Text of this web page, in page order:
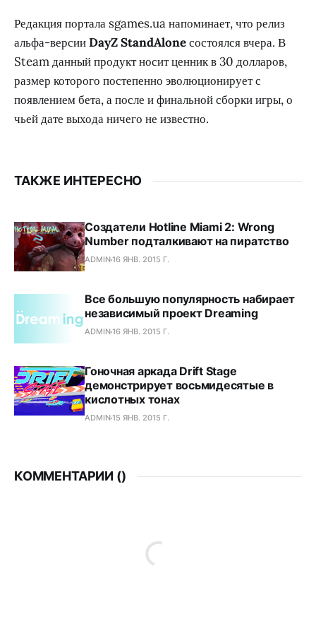
Редакция портала sgames.ua напоминает, что релиз
альфа-версииDayZ StandAloneсостоялся вчера. В
Steam данный продукт носит ценник в 30 долларов,
размер которого постепенно эволюционирует с
появлением бета, а после и финальной сборки игры, о
чьей дате выхода ничего не известно.
ТАКЖЕ ИНТЕРЕСНО
Создатели Hotline Miami 2: Wrong
Number подталкивают на пиратство
ADMIN16 ЯНВ. 2015 Г.
Все большую популярность набирает
независимый проект Dreaming
ADMIN16 ЯНВ. 2015 Г.
Гоночная аркада Drift Stage
демонстрирует восьмидесятые в
кислотных тонах
ADMIN15 ЯНВ. 2015 Г.
КОММЕНТАРИИ ()